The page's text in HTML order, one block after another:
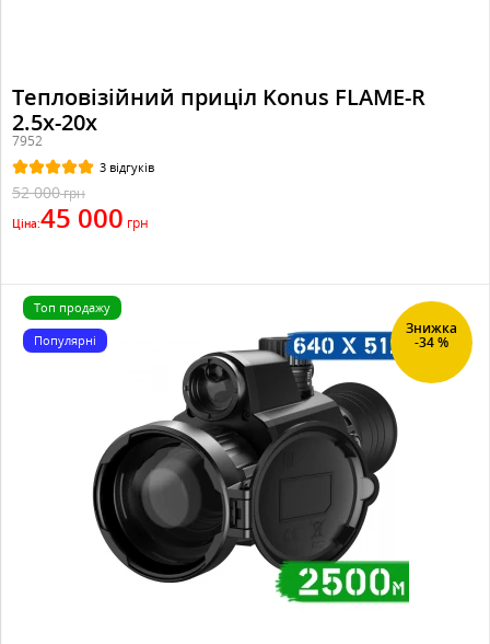
Тепловізійний приціл Konus FLAME-R
2.5x-20x
7952
3 відгуків
52 000грн
Ціна:45 000 грн
Знижка
-34 %
Топ продажу
Популярні